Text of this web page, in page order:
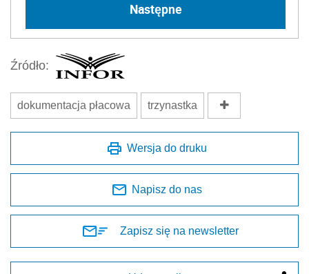
Następne
Źródło:
dokumentacja płacowa trzynastka
Wersja do druku
Napisz do nas
Zapisz się na newsletter